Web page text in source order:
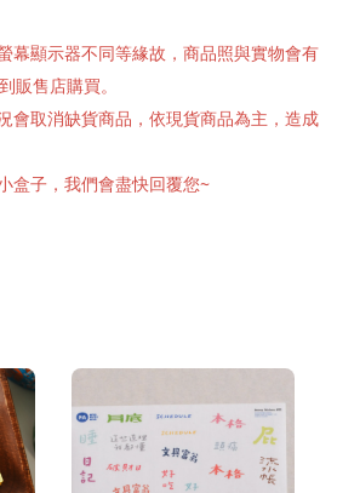
幕顯示器不同等緣故，商品照與實物會有
販售店購買。
會取消缺貨商品，依現貨商品為主，造成
盒子，我們會盡快回覆您~